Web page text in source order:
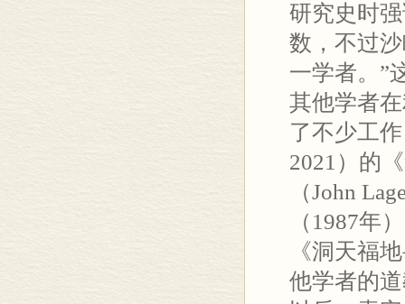
研究史时
数，不过
一学者。”
其他学者
了不少工
2021）的
（John
（1987年
《洞天福
他学者的